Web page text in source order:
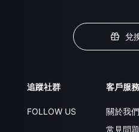
兌
追蹤社群
FOLLOW US
客戶服務
關於我們
常見問題